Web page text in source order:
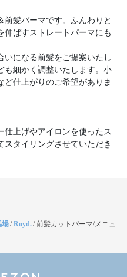
髪パーマです。ふんわりと
伸ばすストレートパーマにも
いになる前髪をご提案いたし
も細かく調整いたします。小
ど仕上がりのご希望がありま
仕上げやアイロンを使ったス
スタイリングさせていただき
場/Royd./前髪カットパーマ/メニュ